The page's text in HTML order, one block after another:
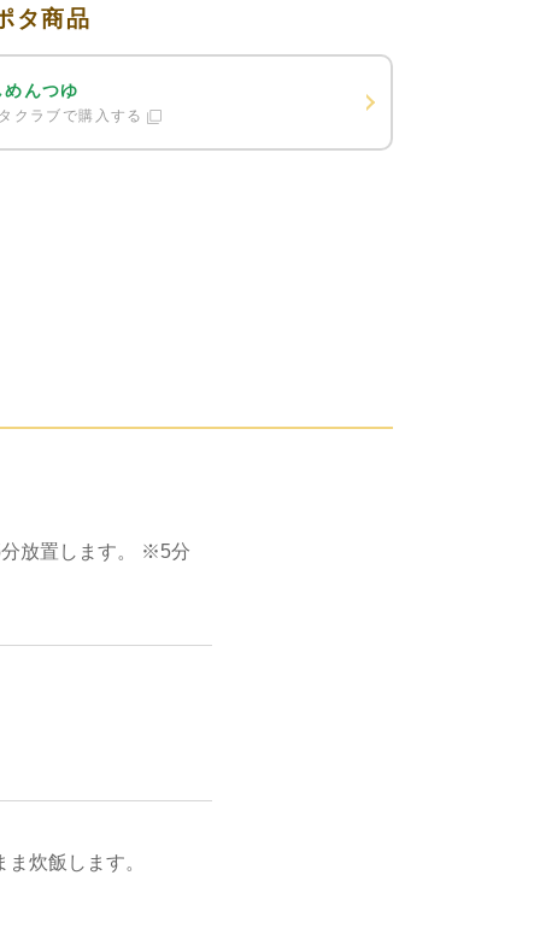
タ商品
めんつゆ
クラブで購入する
放置します。 ※5分
炊飯します。